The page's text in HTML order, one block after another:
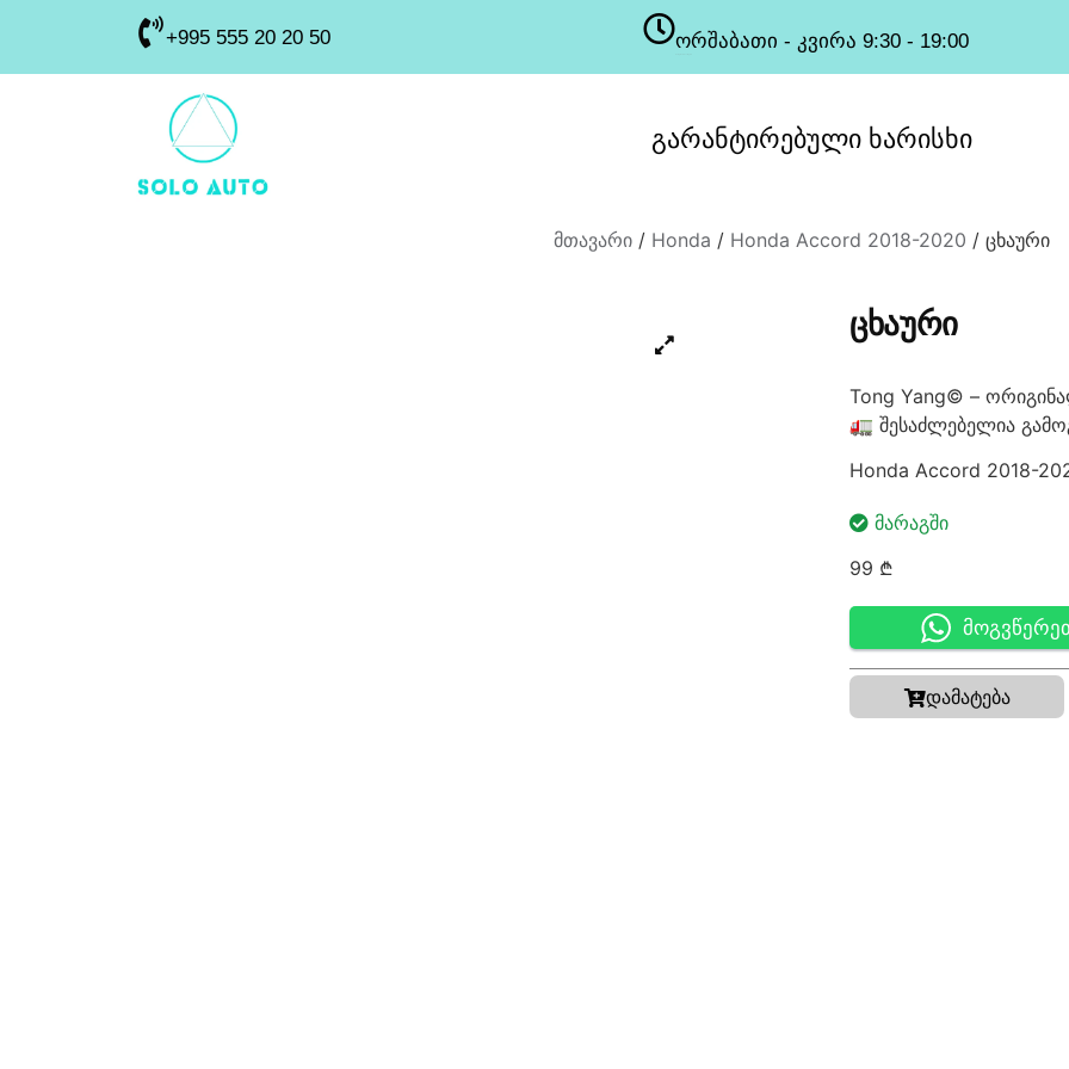
+995 555 20 20 50 ორშაბათი - კვირა 9:30 - 19:00
გარანტირებული ხარისხი
მთავარი / Honda / Honda Accord 2018-2020 / ცხაური
ᲪᲮᲐᲣᲠᲘ
Tong Yang© –
🚛 შესაძლებელია
Honda Accord 2018-
ᲛᲐᲠᲐᲒᲨᲘ
99 ₾
დამატება